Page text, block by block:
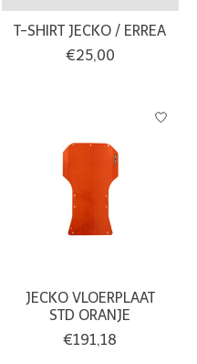
T-SHIRT JECKO / ERREA
€25,00
JECKO VLOERPLAAT
STD ORANJE
€191,18